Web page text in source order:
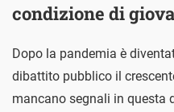
condizione di
Dopo la pandemia è
dibattito pubblico il
mancano segnali in questa